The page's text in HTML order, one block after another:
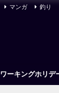
マンガ 釣り
ワーキングホリデ